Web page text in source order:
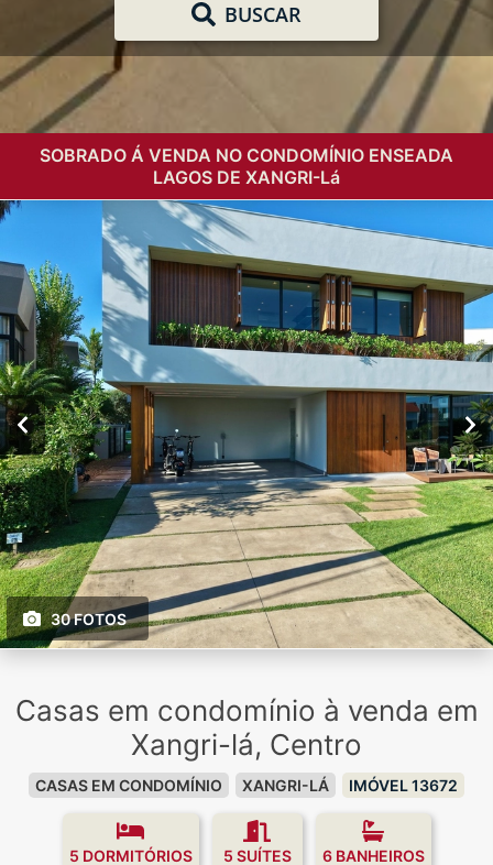
BUSCAR
SOBRADO Á VENDA NO CONDOMÍNIO ENSEADA
LAGOS DE XANGRI-Lá
30 FOTOS
Casas em condomínio à venda em
Xangri-lá, Centro
CASAS EM CONDOMÍNIO XANGRI-LÁ IMÓVEL 13672
5 DORMITÓRIOS 5 SUÍTES 6 BANHEIROS